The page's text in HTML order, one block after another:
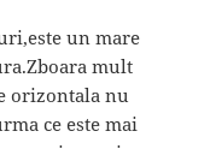
un mare
mult
orizontala nu
ce este mai